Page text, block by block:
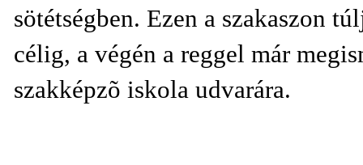
sötétségben. Ezen a szakaszon
célig, a végén a reggel már
szakképzõ iskola udvarára.